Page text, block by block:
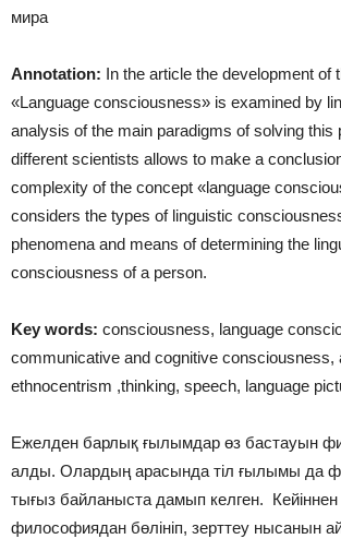
мира
Annotation: In the article the development of
«Language consciousness» is examined by
analysis of the main paradigms of solving this
different scientists allows to make a
complexity of the concept «language
considers the types of linguistic
phenomena and means of determining the
consciousness of a person.
Key words: consciousness, language
communicative and cognitive consciousness,
ethnocentrism ,thinking, speech, language
Ежелден барлық ғылымдар өз бастауын
алды. Олардың арасында тіл ғылымы да
тығыз байланыста дамып келген.
философиядан бөлініп, зерттеу нысанын